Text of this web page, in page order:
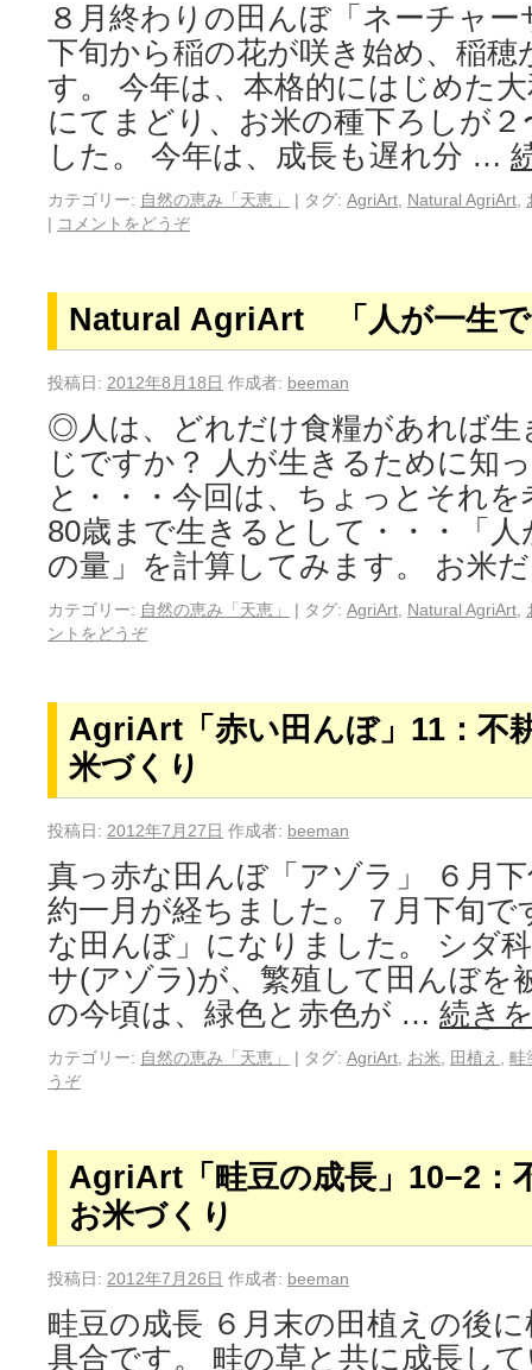
８月終わりの田んぼ「ネーチャ
下旬から稲の花が咲き始め、稲
す。 今年は、本格的にはじめた
にてまどり、お米の種下ろしが
した。 今年は、成長も遅れ分 …
カテゴリー: 自然の恵み「天恵」 | タグ: AgriArt Natural AgriArt
| コメントをどうぞ
Natural AgriArt 「人が一生で
投稿日: 2012年8月18日 作成者: beeman
◎人は、どれだけ食糧があれば生
じですか？ 人が生きるために知
と・・・今回は、ちょっとそれ
80歳まで生きるとして・・・「
の量」を計算してみます。 お米
カテゴリー: 自然の恵み「天恵」 | タグ: AgriArt Natural AgriArt
ントをどうぞ
AgriArt「赤い田んぼ」11：不
米づくり
投稿日: 2012年7月27日 作成者: beeman
真っ赤な田んぼ「アゾラ」 ６月
約一月が経ちました。７月下旬で
な田んぼ」になりました。 シダ
サ(アゾラ)が、繁殖して田んぼを
の今頃は、緑色と赤色が … 続き
カテゴリー: 自然の恵み「天恵」 | タグ: AgriArt お米 田植え
畦
うぞ
AgriArt「畦豆の成長」10−2：
お米づくり
投稿日: 2012年7月26日 作成者: beeman
畦豆の成長 ６月末の田植えの後
具合です。 畦の草と共に成長し